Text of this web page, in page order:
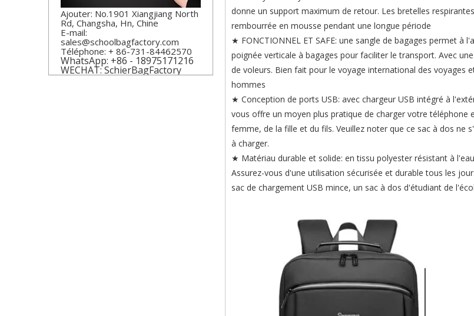
Ajouter: No.1901 Xiangjiang North
Rd, Changsha, Hn, Chine
E-mail:
sales@schoolbagfactory.com
Téléphone: + 86-731-84462570
WhatsApp: +86 - 18975171216
WECHAT: SchierBagFactory
donne un support maximum de retour. Les bretelles
rembourrée en mousse pendant une longue période
★ FONCTIONNEL ET SAFE: une sangle de bagages permet à
poignée verticale à bagages pour faciliter le transport. Avec
de voleurs. Bien fait pour le voyage international des voyages
hommes
★ Conception de ports USB: avec chargeur USB intégré à
vous offre un moyen plus pratique de charger votre téléphone
femme, de la fille et du fils. Veuillez noter que ce sac à dos ne
à charger.
★ Matériau durable et solide: en tissu polyester résistant à
Assurez-vous d'une utilisation sécurisée et durable tous les
sac de chargement USB mince, un sac à dos d'étudiant de